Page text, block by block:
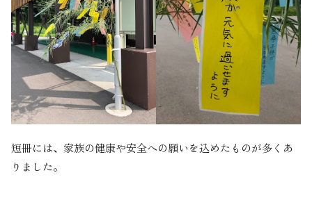
短冊には、家族の健康や安全への願いを込めたものが多くあ
りました。